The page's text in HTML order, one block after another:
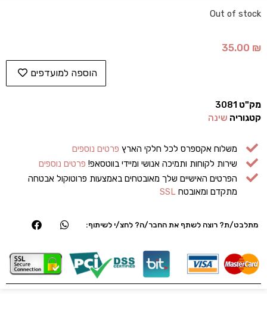
Out of stock
35.00 ₪
הוספה למועדפים
מק"ט 3081
קטגוריה שינה
משלוח אקספרס לכל חלקי הארץ פרטים נוספים
שירות לקוחות ותמיכה אנושי ומיידי בווטסאפ! פרטים נוספים
הפרטים האישיים שלך מאובטחים באמצעות פרוטוקול אבטחה
מתקדם ומאובטחSSL
מתלבט/ת? רוצה לשתף את החבר/ה? לחצ/י לשיתוף: